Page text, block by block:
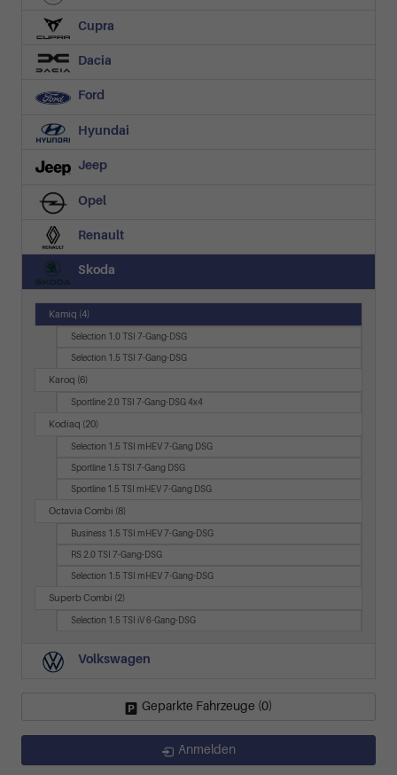
Cupra
Dacia
Ford
Hyundai
Jeep
Opel
Renault
Skoda
Kamiq (4)
Selection 1.0 TSI 7-Gang-DSG
Selection 1.5 TSI 7-Gang-DSG
Karoq (6)
Sportline 2.0 TSI 7-Gang-DSG 4x4
Kodiaq (20)
Selection 1.5 TSI mHEV 7-Gang DSG
Sportline 1.5 TSI 7-Gang DSG
Sportline 1.5 TSI mHEV 7-Gang DSG
Octavia Combi (8)
Business 1.5 TSI mHEV 7-Gang-DSG
RS 2.0 TSI 7-Gang-DSG
Selection 1.5 TSI mHEV 7-Gang-DSG
Superb Combi (2)
Selection 1.5 TSI iV 6-Gang-DSG
Volkswagen
Geparkte Fahrzeuge (0)
Anmelden